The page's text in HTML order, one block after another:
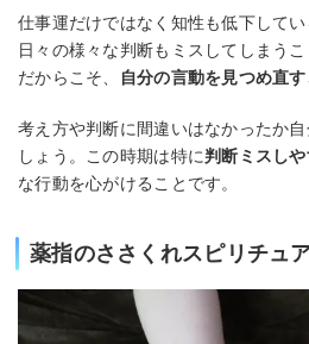
仕事運だけではなく知性も低下してい
日々の様々な判断もミスしてしまう
だからこそ、
自分の言動を見つめ直
考え方や判断に間違いはなかったか
しょう。この時期は特に判断ミスし
な行動を心がけることです。
薬指のささくれスピリチュ